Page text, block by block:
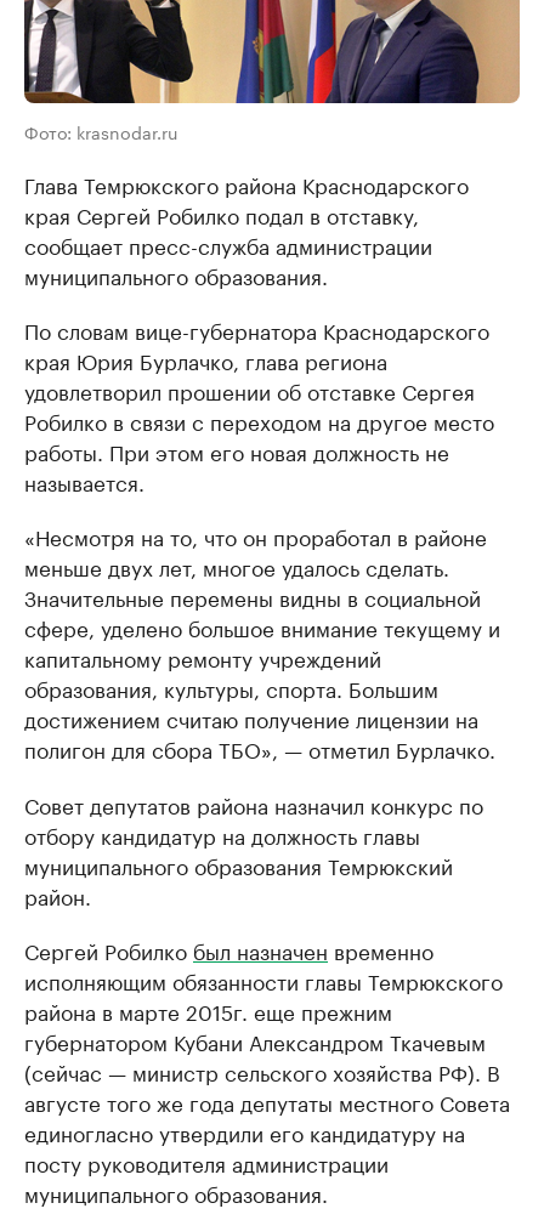
Фото: krasnodar.ru
Глава Темрюкского района Краснодарского
края Сергей Робилко подал в отставку,
сообщает пресс-служба администрации
муниципального образования.
По словам вице-губернатора Краснодарского
края Юрия Бурлачко, глава региона ​
удовлетворил прошении об отставке Сергея
Робилко в связи с переходом на другое место
работы. При этом его новая должность не
называется.
«Несмотря на то, что он проработал в районе
меньше двух лет, многое удалось сделать.
Значительные перемены видны в социальной
сфере, уделено большое внимание текущему и
капитальному ремонту учреждений
образования, культуры, спорта. Большим
достижением считаю получение лицензии на
полигон для сбора ТБО», — отметил Бурлачко.
Совет депутатов района назначил конкурс по
отбору кандидатур на должность главы
муниципального образования Темрюкский
район.
Сергей Робилко был назначен временно
исполняющим обязанности главы Темрюкского
района в марте 2015г. еще прежним
губернатором Кубани Александром Ткачевым
(сейчас — министр сельского хозяйства РФ). В
августе того же года депутаты местного Совета
единогласно утвердили его кандидатуру на
посту руководителя администрации
муниципального образования.